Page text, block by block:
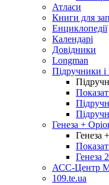
Атласи
Книги для
Енциклопедії
Календарі
Довідники
Longman
Підручники і
Генеза +
Генеза
Генеза
АСС-Центр
109.te.ua